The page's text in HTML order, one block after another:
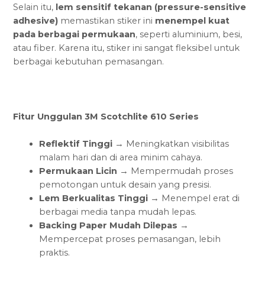
Selain itu, lem sensitif tekanan (pressure-sensitive
adhesive) memastikan stiker ini menempel kuat
pada berbagai permukaan, seperti aluminium, besi,
atau fiber. Karena itu, stiker ini sangat fleksibel untuk
berbagai kebutuhan pemasangan.
Fitur Unggulan 3M Scotchlite 610 Series
Reflektif Tinggi → Meningkatkan visibilitas
malam hari dan di area minim cahaya.
Permukaan Licin → Mempermudah proses
pemotongan untuk desain yang presisi.
Lem Berkualitas Tinggi → Menempel erat di
berbagai media tanpa mudah lepas.
Backing Paper Mudah Dilepas →
Mempercepat proses pemasangan, lebih
praktis.